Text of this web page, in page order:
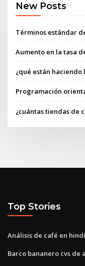
New Posts
Términos estándar
Aumento en la tasa
¿qué están haciendo
Programación
¿cuántas tiendas de
Top Stories
Análisis de café en hindi
Barco bananero cvs